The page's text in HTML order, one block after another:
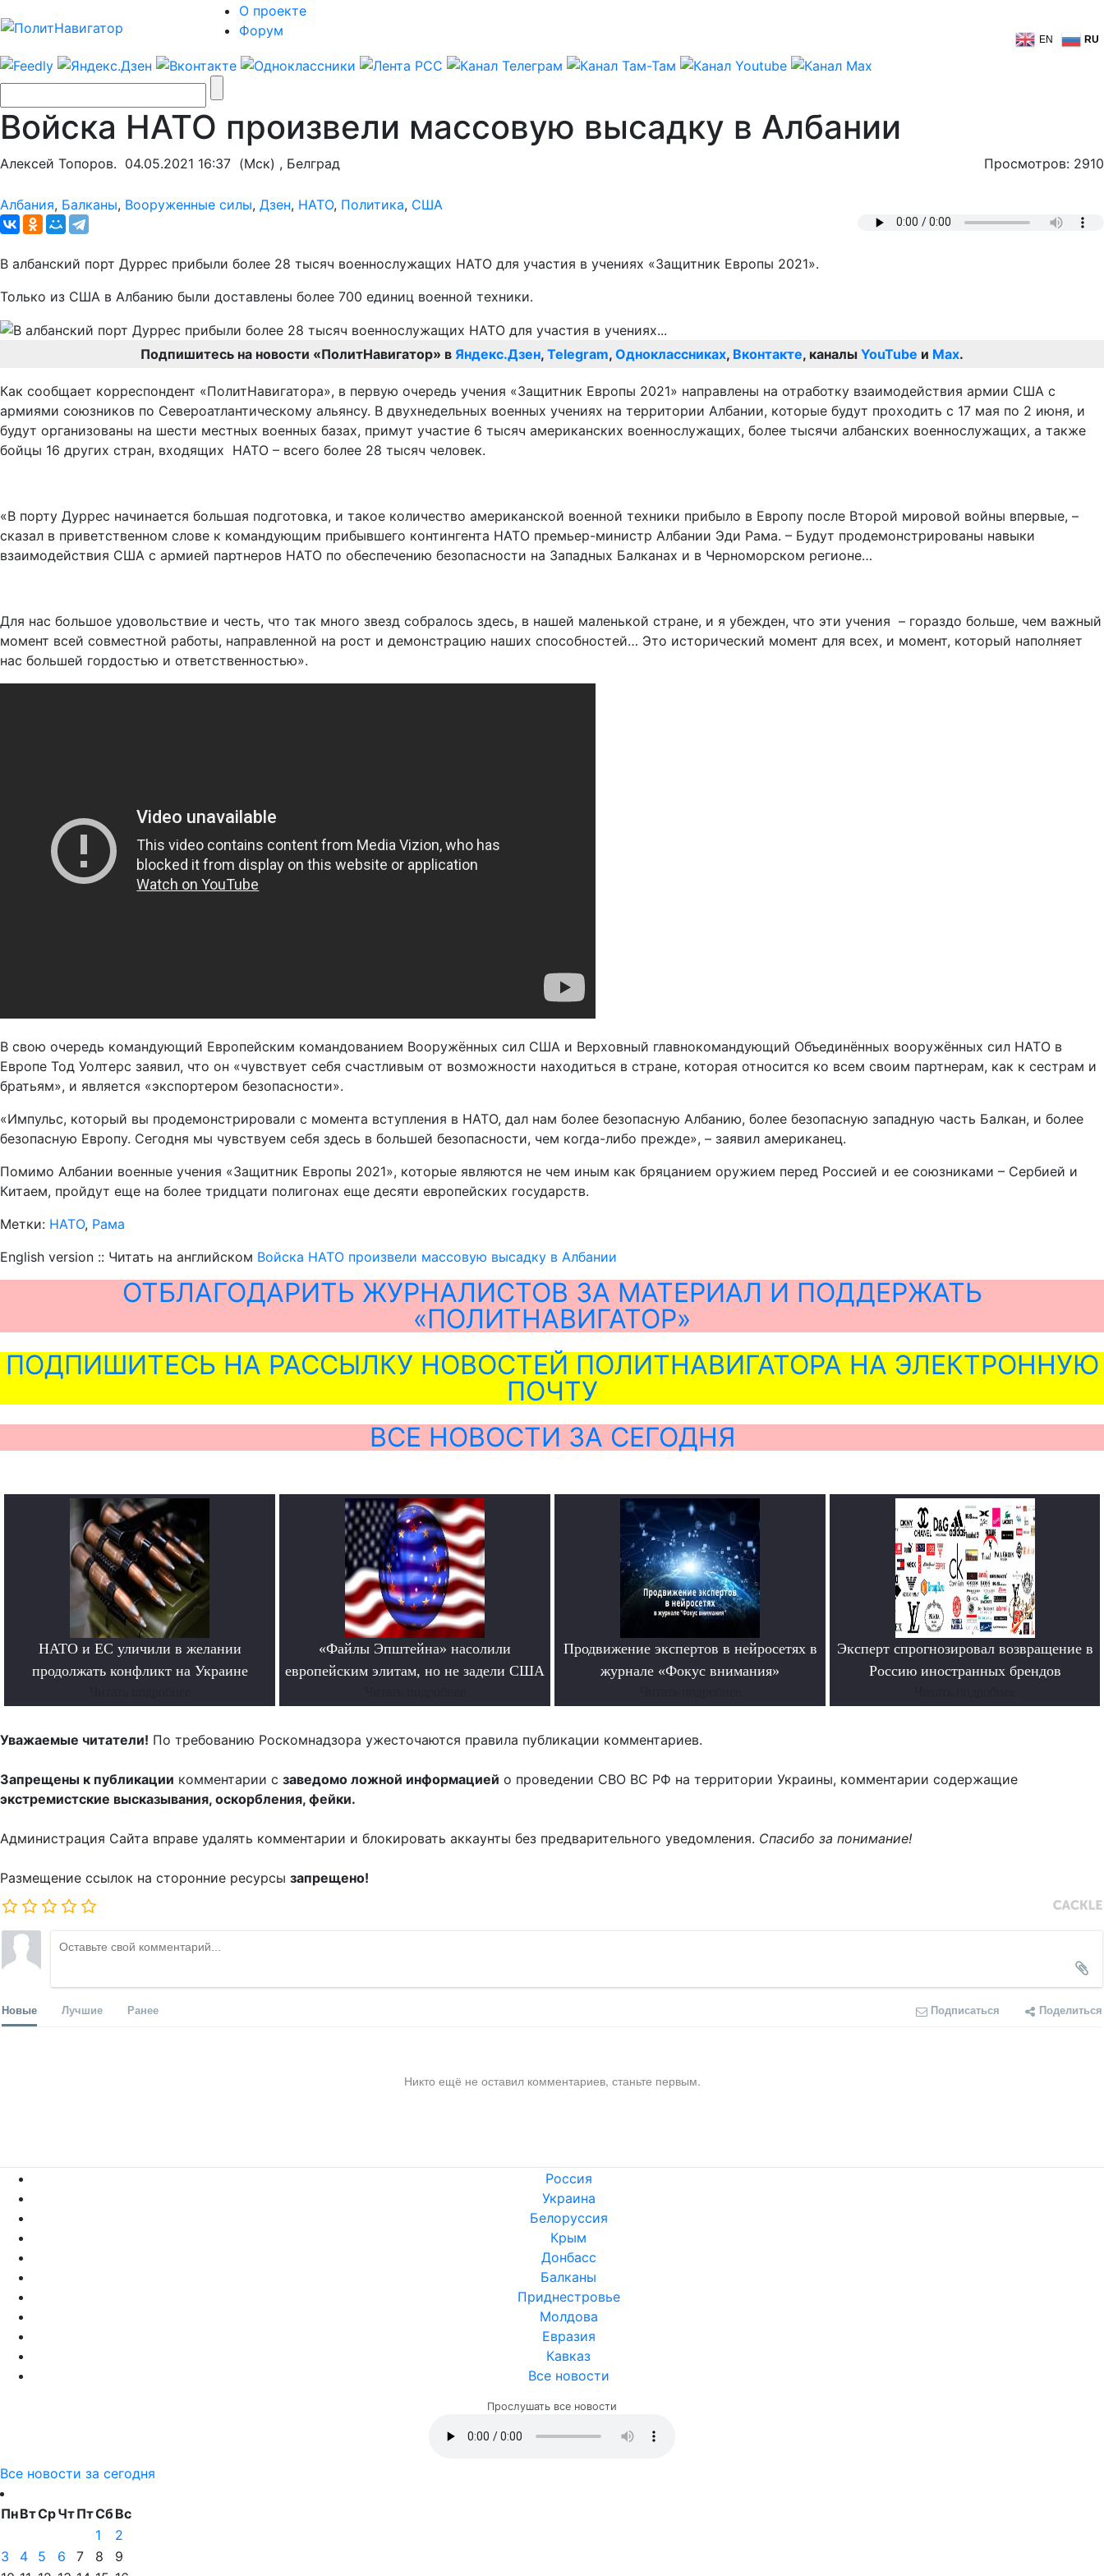
О проекте
Форум
EN RU
Войска НАТО произвели массовую высадку в Албании
Алексей Топоров. 04.05.2021 16:37 (Мск) , Белград Просмотров: 2910
Албания, Балканы, Вооруженные силы, Дзен, НАТО, Политика, США
В албанский порт Дуррес прибыли более 28 тысяч военнослужащих НАТО для участия в учениях «Защитник Европы 2021».
Только из США в Албанию были доставлены более 700 единиц военной техники.
Подпишитесь на новости «ПолитНавигатор» в Яндекс.Дзен, Telegram, Одноклассниках, Вконтакте, каналы YouTube и Max.
Как сообщает корреспондент «ПолитНавигатора», в первую очередь учения «Защитник Европы 2021» направлены на отработку взаимодействия армии США с
армиями союзников по Североатлантическому альянсу. В двухнедельных военных учениях на территории Албании, которые будут проходить с 17 мая по 2 июня, и
будут организованы на шести местных военных базах, примут участие 6 тысяч американских военнослужащих, более тысячи албанских военнослужащих, а также
бойцы 16 других стран, входящих НАТО – всего более 28 тысяч человек.
«В порту Дуррес начинается большая подготовка, и такое количество американской военной техники прибыло в Европу после Второй мировой войны впервые, –
сказал в приветственном слове к командующим прибывшего контингента НАТО премьер-министр Албании Эди Рама. – Будут продемонстрированы навыки
взаимодействия США с армией партнеров НАТО по обеспечению безопасности на Западных Балканах и в Черноморском регионе…
Для нас большое удовольствие и честь, что так много звезд собралось здесь, в нашей маленькой стране, и я убежден, что эти учения – гораздо больше, чем важный
момент всей совместной работы, направленной на рост и демонстрацию наших способностей… Это исторический момент для всех, и момент, который наполняет
нас большей гордостью и ответственностью».
В свою очередь командующий Европейским командованием Вооружённых сил США и Верховный главнокомандующий Объединённых вооружённых сил НАТО в
Европе Тод Уолтерс заявил, что он «чувствует себя счастливым от возможности находиться в стране, которая относится ко всем своим партнерам, как к сестрам и
братьям», и является «экспортером безопасности».
«Импульс, который вы продемонстрировали с момента вступления в НАТО, дал нам более безопасную Албанию, более безопасную западную часть Балкан, и более
безопасную Европу. Сегодня мы чувствуем себя здесь в большей безопасности, чем когда-либо прежде», – заявил американец.
Помимо Албании военные учения «Защитник Европы 2021», которые являются не чем иным как бряцанием оружием перед Россией и ее союзниками – Сербией и
Китаем, пройдут еще на более тридцати полигонах еще десяти европейских государств.
Метки: НАТО, Рама
English version :: Читать на английском Войска НАТО произвели массовую высадку в Албании
ОТБЛАГОДАРИТЬ ЖУРНАЛИСТОВ ЗА МАТЕРИАЛ И ПОДДЕРЖАТЬ
«ПОЛИТНАВИГАТОР»
ПОДПИШИТЕСЬ НА РАССЫЛКУ НОВОСТЕЙ ПОЛИТНАВИГАТОРА НА ЭЛЕКТРОННУЮ
ПОЧТУ
ВСЕ НОВОСТИ ЗА СЕГОДНЯ
НАТО и ЕС уличили в желании
продолжать конфликт на Украине
«Файлы Эпштейна» насолили
европейским элитам, но не задели США
Продвижение экспертов в нейросетях в
журнале «Фокус внимания»
Эксперт спрогнозировал возвращение в
Россию иностранных брендов
Уважаемые читатели! По требованию Роскомнадзора ужесточаются правила публикации комментариев.
Запрещены к публикации комментарии с заведомо ложной информацией о проведении СВО ВС РФ на территории Украины, комментарии содержащие
экстремистские высказывания, оскорбления, фейки.
Администрация Сайта вправе удалять комментарии и блокировать аккаунты без предварительного уведомления. Спасибо за понимание!
Размещение ссылок на сторонние ресурсы запрещено!
Новые Лучшие Ранее Подписаться Поделиться
Никто ещё не оставил комментариев, станьте первым.
Россия
Украина
Белоруссия
Крым
Донбасс
Балканы
Приднестровье
Молдова
Евразия
Кавказ
Все новости
Прослушать все новости
Все новости за сегодня
ПнВтСрЧтПтСбВс
1
2
3
4 5 6 7 8
9